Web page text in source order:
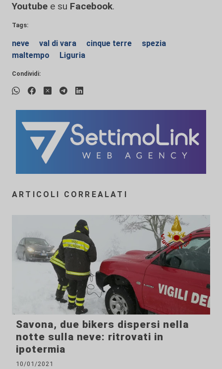
Youtube e su Facebook.
Tags:
neve val di vara cinque terre
spezia
maltempo
Liguria
Condividi:
ARTICOLI CORREALATI
Savona, due bikers dispersi nella
notte sulla neve: ritrovati in
ipotermia
10/01/2021